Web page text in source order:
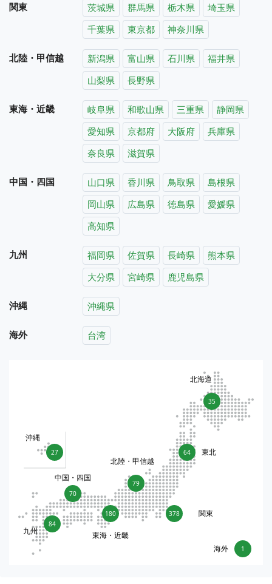
関東 茨城県 群馬県 栃木県
埼玉県
千葉県
東京都 神奈川県
北陸・甲信越 新潟県 富山県 石川県
福井県
山梨県
長野県
東海・近畿 岐阜県 和歌山県 三重県
静岡県
愛知県
京都府 大阪府
兵庫県
奈良県
滋賀県
中国・四国 山口県 香川県 鳥取県
島根県
岡山県
広島県 徳島県
愛媛県
高知県
九州 福岡県 佐賀県 長崎県
熊本県
大分県
宮崎県 鹿児島県
沖縄 沖縄県
海外 台湾
35
北海道
64 東北
378 関東
79
北陸・甲信越
180
東海・近畿
70
中国・四国
84
九州
27
沖縄
1
海外